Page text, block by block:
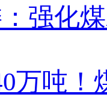
强化
万吨！